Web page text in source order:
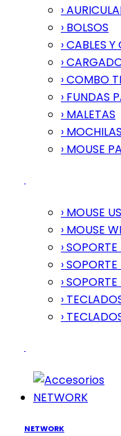
›
› BOLSOS
› CABLES
›
› COMBO
› FUNDAS
› MALETAS
› MOCHILAS
› MOUSE
› MOUSE
› MOUSE
›
›
›
›
›
NETWORK
NETWORK